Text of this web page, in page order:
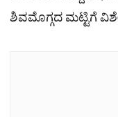
ಶಿವಮೊಗ್ಗದ ಮಟ್ಟಿಗೆ